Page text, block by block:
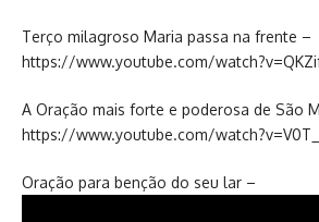
Terço milagroso Maria passa na frente –
https://www.youtube.com/
A Oração mais forte e poderosa de São
https://www.youtube.com/
Oração para benção do seu lar –